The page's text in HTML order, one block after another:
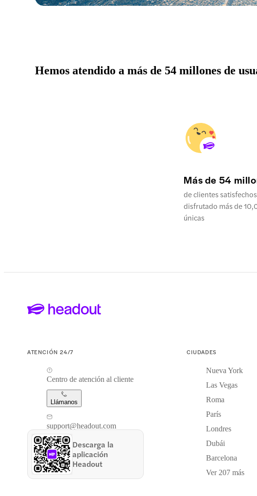
Hemos atendido a más de 54 millones de
Más de 54
de clientes
disfrutado más de
únicas
ATENCIÓN 24/7
Centro de atención al cliente
Llámanos
support@headout.com
Descarga la
aplicación
Headout
CIUDADES
Nueva York
Las Vegas
Roma
París
Londres
Dubái
Barcelona
Ver 207 más